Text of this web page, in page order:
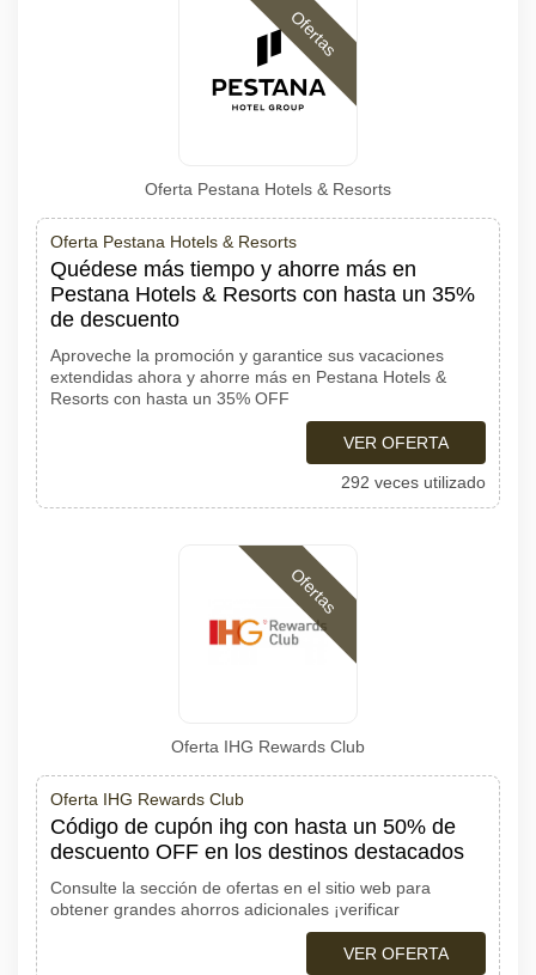
Ofertas
Oferta Pestana Hotels & Resorts
Oferta Pestana Hotels & Resorts
Quédese más tiempo y ahorre más en
Pestana Hotels & Resorts con hasta un 35%
de descuento
Aproveche la promoción y garantice sus vacaciones
extendidas ahora y ahorre más en Pestana Hotels &
Resorts con hasta un 35% OFF
VER OFERTA
292 veces utilizado
Ofertas
Oferta IHG Rewards Club
Oferta IHG Rewards Club
Código de cupón ihg con hasta un 50% de
descuento OFF en los destinos destacados
Consulte la sección de ofertas en el sitio web para
obtener grandes ahorros adicionales ¡verificar
VER OFERTA